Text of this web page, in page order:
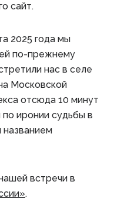
сайт.
2025 года мы
по-прежнему
нас в селе
Московской
отсюда 10 минут
иронии судьбы в
встречи в
.